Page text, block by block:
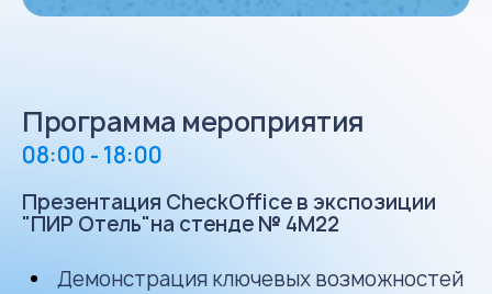
Программа мероприятия
08:00 - 18:00
Презентация CheckOffice в экспозиции
"ПИР Отель"на стенде № 4М22
Демонстрация ключевых возможностей